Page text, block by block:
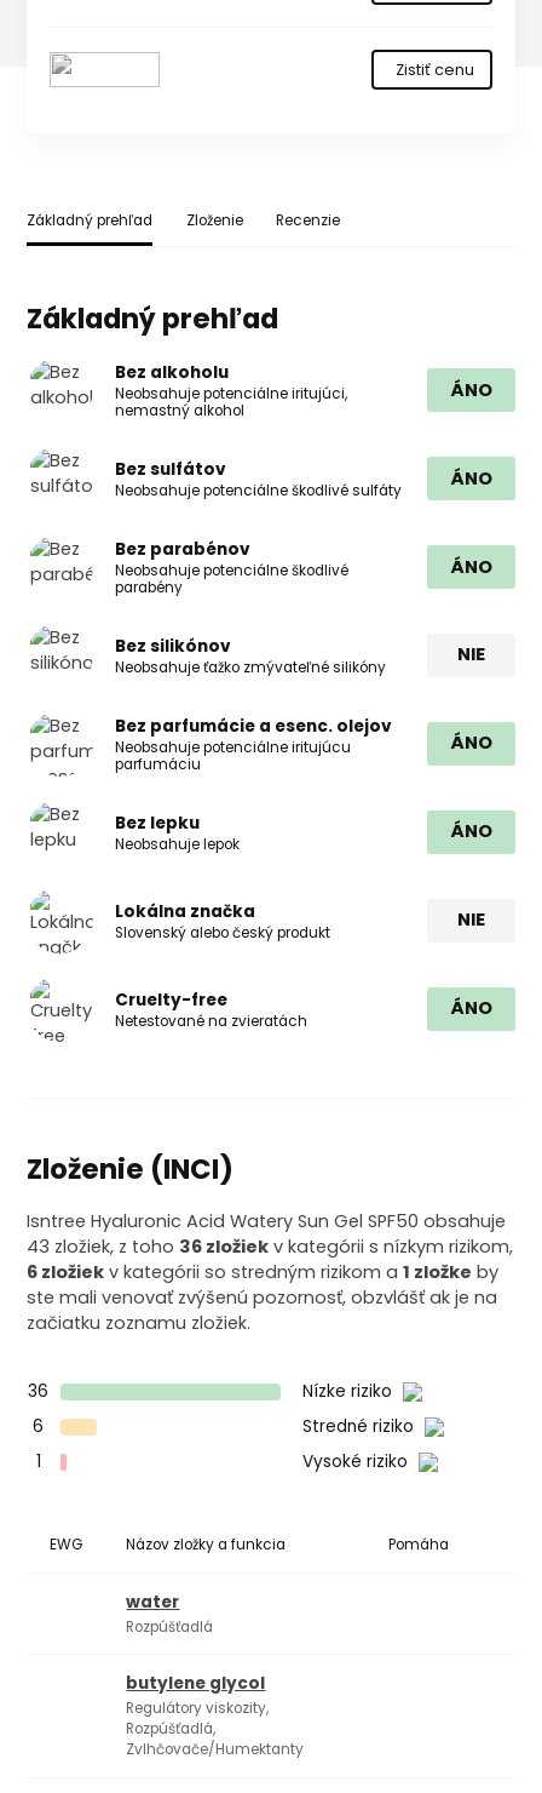
Zistiť cenu
Základný prehľad Zloženie Recenzie
Základný prehľad
Bez alkoholu
Neobsahuje potenciálne iritujúci,
nemastný alkohol
ÁNO
Bez sulfátov
Neobsahuje potenciálne škodlivé sulfáty
ÁNO
Bez parabénov
Neobsahuje potenciálne škodlivé
parabény
ÁNO
Bez silikónov
Neobsahuje ťažko zmývateľné silikóny
NIE
Bez parfumácie a esenc. olejov
Neobsahuje potenciálne iritujúcu
parfumáciu
ÁNO
Bez lepku
Neobsahuje lepok
ÁNO
Lokálna značka
Slovenský alebo český produkt
NIE
Cruelty-free
Netestované na zvieratách
ÁNO
Zloženie (INCI)
Isntree Hyaluronic Acid Watery Sun Gel SPF50 obsahuje
43 zložiek, z toho 36 zložiek v kategórii s nízkym rizikom,
6 zložiek v kategórii so stredným rizikom a1 zložke by
ste mali venovať zvýšenú pozornosť, obzvlášť ak je na
začiatku zoznamu zložiek.
36
Nízke riziko
6
Stredné riziko
1
Vysoké riziko
EWG Názov zložky a funkcia Pomáha
water
Rozpúšťadlá
butylene glycol
Regulátory viskozity,
Rozpúšťadlá,
Zvlhčovače/Humektanty